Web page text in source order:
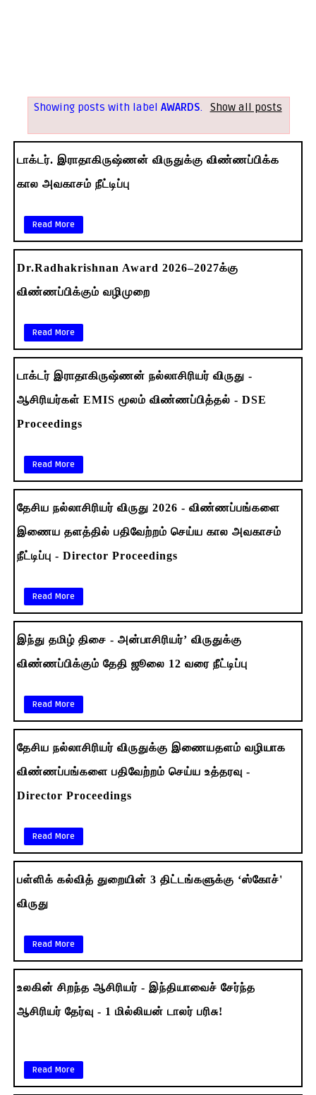
Showing posts with labelAWARDS. Show all posts
டாக்டர். இராதாகிருஷ்ணன் விருதுக்கு விண்ணப்பிக்க
கால அவகாசம் நீட்டிப்பு
Read More
Dr.Radhakrishnan Award 2026–2027க்கு
விண்ணப்பிக்கும் வழிமுறை
Read More
டாக்டர் இராதாகிருஷ்ணன் நல்லாசிரியர் விருது -
ஆசிரியர்கள் EMIS மூலம் விண்ணப்பித்தல் - DSE
Proceedings
Read More
தேசிய நல்லாசிரியர் விருது 2026 - விண்ணப்பங்களை
இணைய தளத்தில் பதிவேற்றம் செய்ய கால அவகாசம்
நீட்டிப்பு - Director Proceedings
Read More
இந்து தமிழ் திசை - அன்பாசிரியர்’ விருதுக்கு
விண்ணப்பிக்கும் தேதி ஜூலை 12 வரை நீட்டிப்பு
Read More
தேசிய நல்லாசிரியர் விருதுக்கு இணையதளம் வழியாக
விண்ணப்பங்களை பதிவேற்றம் செய்ய உத்தரவு -
Director Proceedings
Read More
பள்ளிக் கல்வித் துறையின் 3 திட்டங்களுக்கு ‘ஸ்கோச்'
விருது
Read More
உலகின் சிறந்த ஆசிரியர் - இந்தியாவைச் சேர்ந்த
ஆசிரியர் தேர்வு - 1 மில்லியன் டாலர் பரிசு!
Read More